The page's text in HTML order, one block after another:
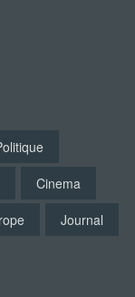
Cinema
Journal